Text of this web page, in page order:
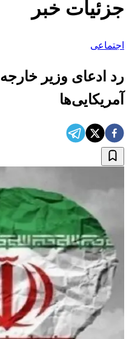
جزئیات خبر
اجتماعی
رد ادعای وزیر
آمریکایی‌ها